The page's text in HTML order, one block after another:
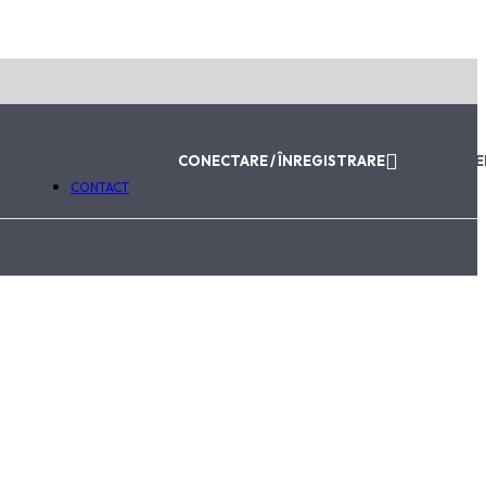
Va fi utilizat în conformitate cu
CONTACT
CONECTARE / ÎNREGISTRARE